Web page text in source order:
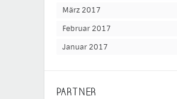
März 2017
Februar 2017
Januar 2017
PARTNER